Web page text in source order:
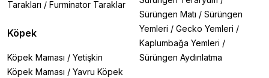
Tarakları / Furminator Taraklar
Köpek
Köpek Maması / Yetişkin
Köpek Maması / Yavru Köpek
Sürüngen Matı / Sürüngen
Yemleri / Gecko Yemleri /
Kaplumbağa Yemleri /
Sürüngen Aydınlatma